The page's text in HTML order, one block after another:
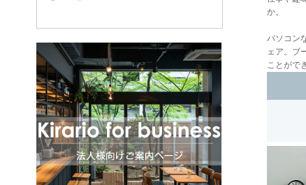
か。
パソコン
ェア。ブ
ことがで